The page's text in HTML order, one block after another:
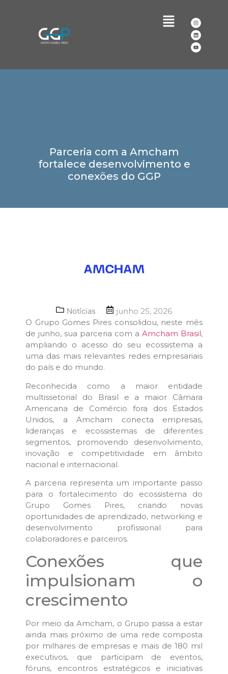
Parceria com a Amcham
fortalece desenvolvimento e
conexões do GGP
Notícias
junho 25, 2026
O Grupo Gomes Pires consolidou, neste mês
de junho, sua parceria com a Amcham Brasil,
ampliando o acesso do seu ecossistema a
uma das mais relevantes redes empresariais
do país e do mundo.
Reconhecida como a maior entidade
multissetorial do Brasil e a maior Câmara
Americana de Comércio fora dos Estados
Unidos, a Amcham conecta empresas,
lideranças e ecossistemas de diferentes
segmentos, promovendo desenvolvimento,
inovação e competitividade em âmbito
nacional e internacional.
A parceria representa um importante passo
para o fortalecimento do ecossistema do
Grupo Gomes Pires, criando novas
oportunidades de aprendizado, networking e
desenvolvimento profissional para
colaboradores e parceiros.
Conexões que
impulsionam o
crescimento
Por meio da Amcham, o Grupo passa a estar
ainda mais próximo de uma rede composta
por milhares de empresas e mais de 180 mil
executivos, que participam de eventos,
fóruns, encontros estratégicos e iniciativas